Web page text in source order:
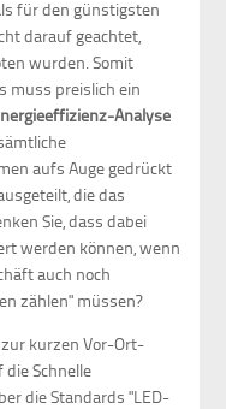
für den günstigsten
darauf geachtet,
wurden. Somit
muss preislich ein
Analyse
aufs Auge gedrückt
die das
Sie, dass dabei
werden können, wenn
auch noch
zählen" müssen?
kurzen Vor-Ort-
die Schnelle
die Standards "LED-